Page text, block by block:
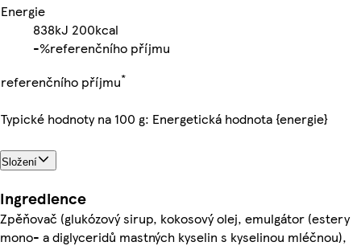
Energie
838kJ 200kcal
-%referenčního příjmu
referenčního příjmu*
Typické hodnoty na 100 g: Energetická hodnota {energie}
Složení
Ingredience
Zpěňovač (glukózový sirup, kokosový olej, emulgátor (estery
mono- a diglyceridů mastných kyselin s kyselinou mléčnou),